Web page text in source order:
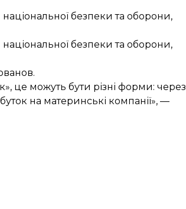
безпеки та оборони,
безпеки та оборони,
це можуть бути різні форми: через
на материнські компанії», —